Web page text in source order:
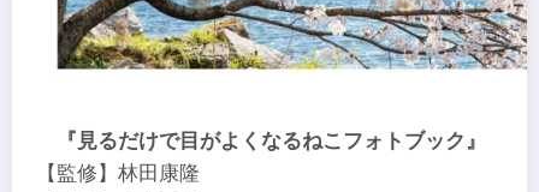
『見るだけで目がよくなるねこフォトブック』
【監修】林田康隆